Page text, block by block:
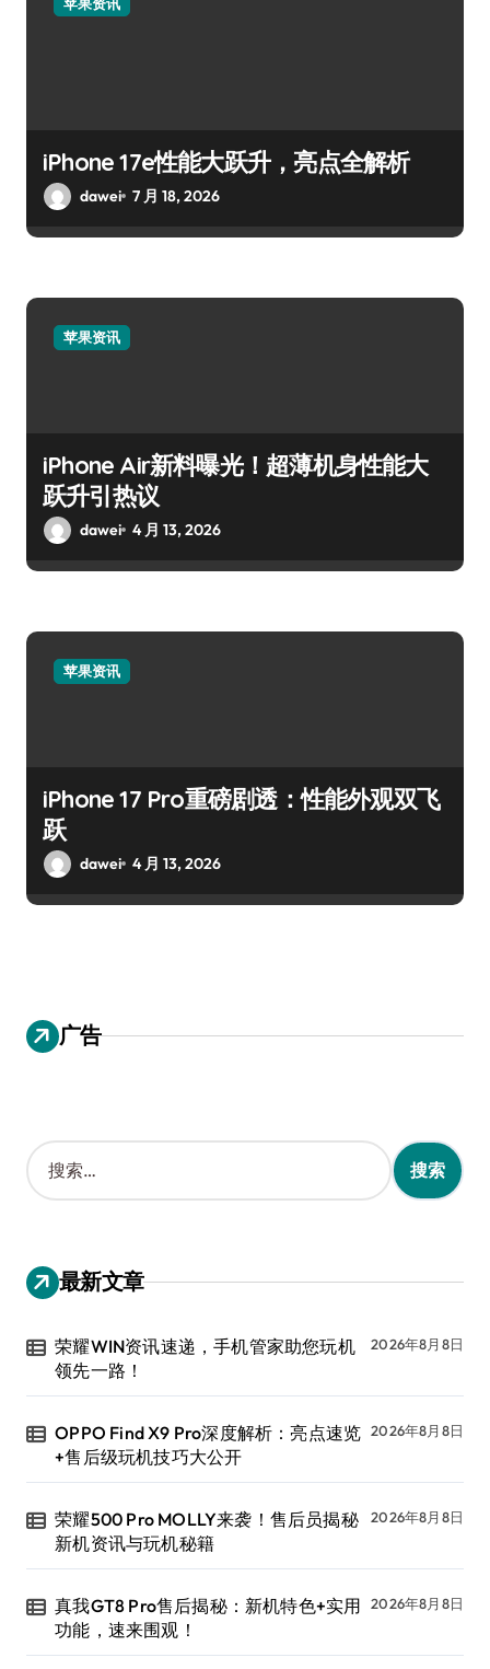
iPhone 17e性能大跃升，亮点全解析
dawei 7 月 18, 2026
苹果资讯
iPhone Air新料曝光！超薄机身性能大
跃升引热议
dawei 4 月 13, 2026
苹果资讯
iPhone 17 Pro重磅剧透：性能外观双飞
跃
dawei 4 月 13, 2026
广告
搜
索
：
最新文章
荣耀WIN资讯速递，手机管家助您玩机
领先一路！
2026年8月8日
OPPO Find X9 Pro深度解析：亮点速览
+售后级玩机技巧大公开
2026年8月8日
荣耀500 Pro MOLLY来袭！售后员揭秘
新机资讯与玩机秘籍
2026年8月8日
真我GT8 Pro售后揭秘：新机特色+实用
功能，速来围观！
2026年8月8日